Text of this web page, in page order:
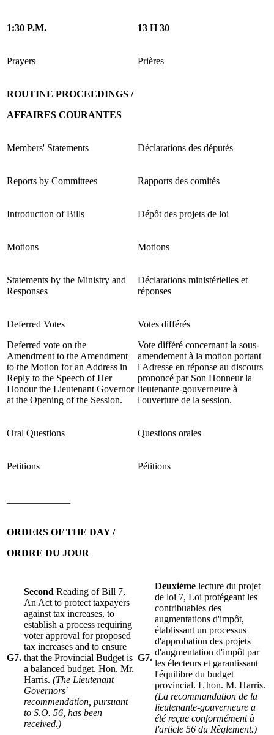
1:30 P.M. 13 H 30
Prayers Prières
ROUTINE PROCEEDINGS /
AFFAIRES COURANTES
Members' Statements Déclarations des députés
Reports by Committees Rapports des comités
Introduction of Bills Dépôt des projets de loi
Motions Motions
Statements by the Ministry and
Responses
Déclarations ministérielles et
réponses
Deferred Votes
Deferred vote on the
Amendment to the Amendment
to the Motion for an Address in
Reply to the Speech of Her
Honour the Lieutenant Governor
at the Opening of the Session.
Votes différés
Vote différé concernant la sous-
amendement à la motion portant
l'Adresse en réponse au discours
prononcé par Son Honneur la
lieutenante-gouverneure à
l'ouverture de la session.
Oral Questions Questions orales
Petitions Pétitions
ORDERS OF THE DAY /
ORDRE DU JOUR
G7.
Second Reading of Bill 7,
An Act to protect taxpayers
against tax increases, to
establish a process requiring
voter approval for proposed
tax increases and to ensure
that the Provincial Budget is
a balanced budget. Hon. Mr.
Harris. (The Lieutenant
Governors'
recommendation, pursuant
to S.O. 56, has been
received.)
G7.
Deuxième lecture du projet
de loi 7, Loi protégeant les
contribuables des
augmentations d'impôt,
établissant un processus
d'approbation des projets
d'augmentation d'impôt par
les électeurs et garantissant
l'équilibre du budget
provincial. L'hon. M. Harris.
(La recommandation de la
lieutenante-gouverneure a
été reçue conformément à
l'article 56 du Règlement.)